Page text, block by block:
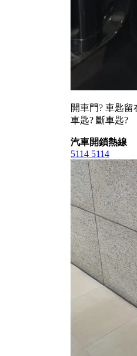
開車門? 車匙留
車匙? 斷車匙?
汽車開鎖熱線
5114 5114